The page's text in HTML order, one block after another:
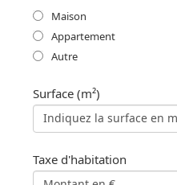
Maison
Appartement
Autre
Surface (m²)
Taxe d'habitation